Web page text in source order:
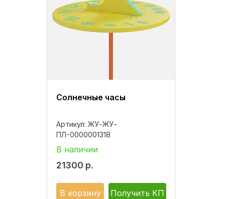
Солнечные часы
Артикул: ЖУ-ЖУ-
ПЛ-0000001318
В наличии
21300 р.
В корзину Получить КП